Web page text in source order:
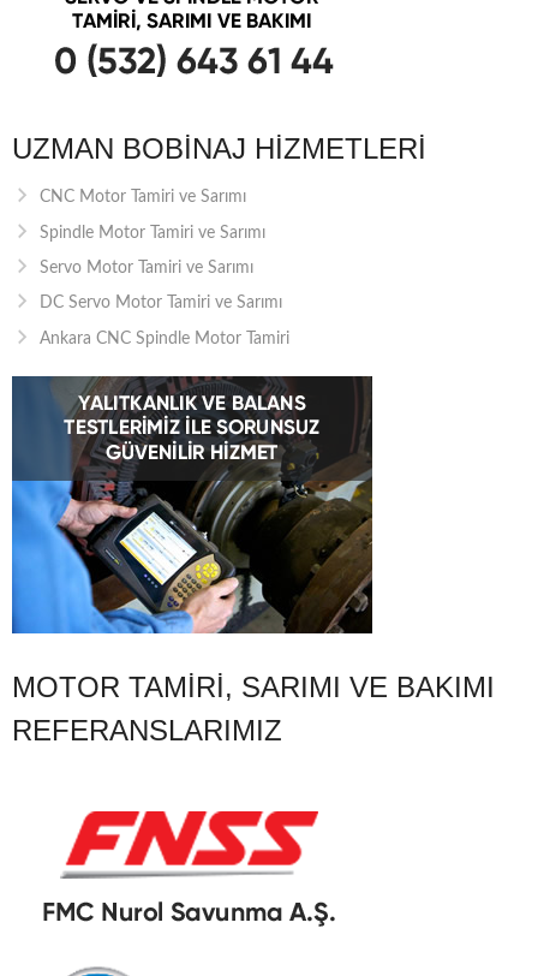
UZMAN BOBINAJ HIZMETLERI
CNC Motor Tamiri ve Sarımı
Spindle Motor Tamiri ve Sarımı
Servo Motor Tamiri ve Sarımı
DC Servo Motor Tamiri ve Sarımı
Ankara CNC Spindle Motor Tamiri
MOTOR TAMIRI, SARIMI VE BAKIMI
REFERANSLARIMIZ